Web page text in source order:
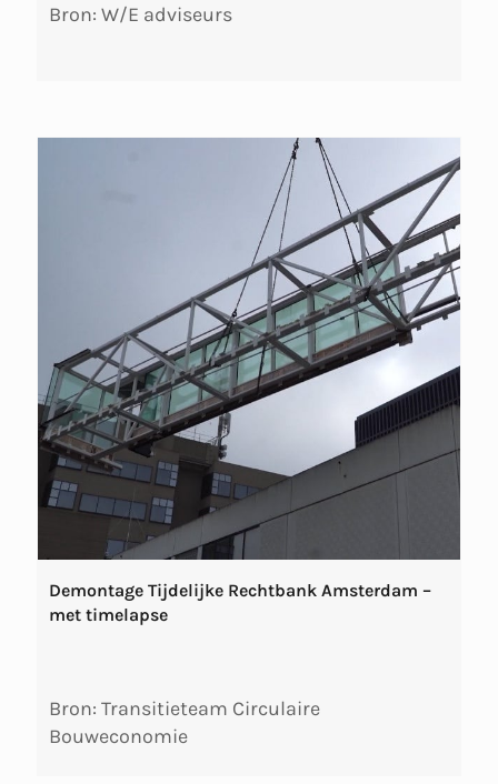
Bron: W/E adviseurs
Demontage Tijdelijke Rechtbank Amsterdam –
met timelapse
Bron: Transitieteam Circulaire
Bouweconomie